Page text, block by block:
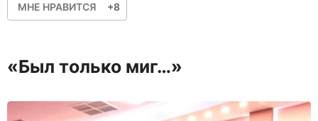
МНЕ НРАВИТСЯ +8
«Был только миг…»